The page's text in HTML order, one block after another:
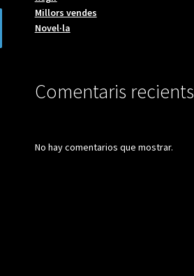
Millors vendes
Novel·la
Comentaris recients
No hay comentarios que mostrar.